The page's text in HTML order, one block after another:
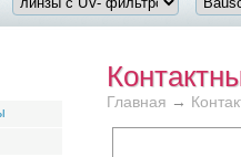
Главная →